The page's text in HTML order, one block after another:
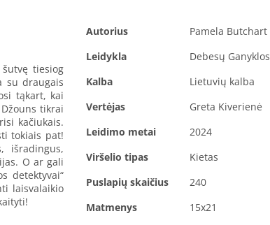
tiesiog
su draugais
tąkart, kai
tikrai
kačiukais.
tokiais pat!
išradingus,
O ar gali
detektyvai“
laisvalaikio
Autorius
Pamela Butchart
Leidykla
Debesų Ganyklos
Kalba
Lietuvių kalba
Vertėjas
Greta Kiverienė
Leidimo metai
2024
Viršelio tipas
Kietas
Puslapių skaičius
240
Matmenys
15x21